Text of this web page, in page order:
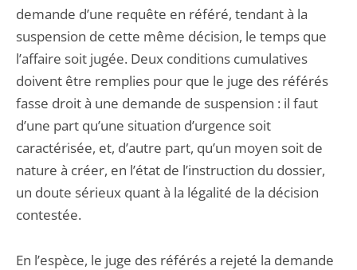
demande d’une requête en référé, tendant à la
suspension de cette même décision, le temps que
l’affaire soit jugée. Deux conditions cumulatives
doivent être remplies pour que le juge des référés
fasse droit à une demande de suspension : il faut
d’une part qu’une situation d’urgence soit
caractérisée, et, d’autre part, qu’un moyen soit de
nature à créer, en l’état de l’instruction du dossier,
un doute sérieux quant à la légalité de la décision
contestée.
En l’espèce, le juge des référés a rejeté la demande